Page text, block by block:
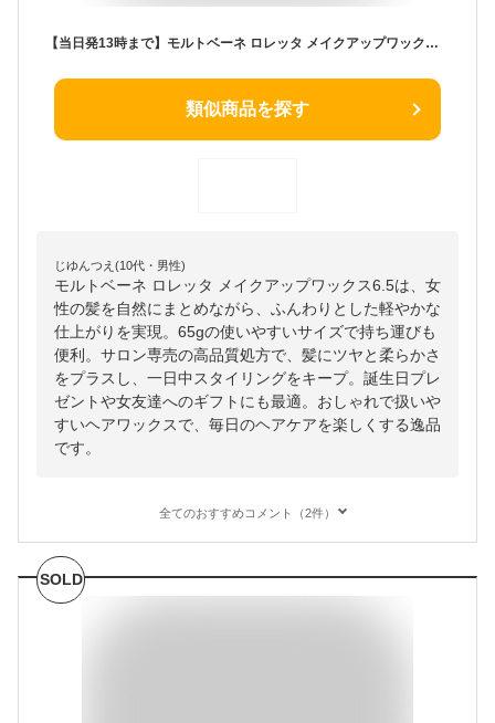
【当日発13時まで】モルトベーネ ロレッタ メイクアップワックス 6.5 65g《Loretta ヘアワックス レディース ロレッタ ワックス 髪 スタイリング剤 サロン専売品 誕生日プレゼント 女性 女友達 ギフト 女性 》【ビューティーエクスペリエンス】
類似商品を探す
じゆんつえ(10代・男性)
モルトベーネ ロレッタ メイクアップワックス6.5は、女
性の髪を自然にまとめながら、ふんわりとした軽やかな
仕上がりを実現。65gの使いやすいサイズで持ち運びも
便利。サロン専売の高品質処方で、髪にツヤと柔らかさ
をプラスし、一日中スタイリングをキープ。誕生日プレ
ゼントや女友達へのギフトにも最適。おしゃれで扱いや
すいヘアワックスで、毎日のヘアケアを楽しくする逸品
です。
全てのおすすめコメント（2件）
SOLD